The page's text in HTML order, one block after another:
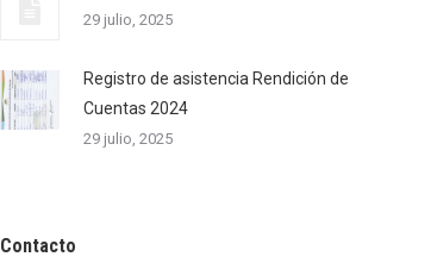
29 julio, 2025
Registro de asistencia Rendición de
Cuentas 2024
29 julio, 2025
Contacto